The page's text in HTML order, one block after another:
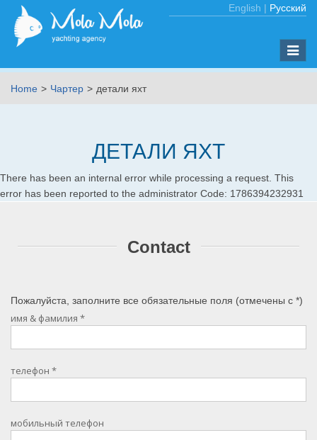
English | Русский
Toggle
Home
Чартер детали яхт
ДЕТАЛИ ЯХТ
There has been an internal error while processing a request. This
error has been reported to the administrator Code: 1786394232931
Contact
Пожалуйста, заполните все обязательные поля (отмечены c *)
имя & фамилия *
телефон *
мобильный телефон